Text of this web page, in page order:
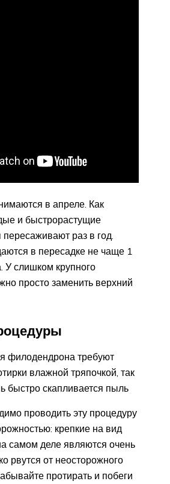
в апреле. Как
и быстрорастущие
раз в год.
в пересадке не чаще 1
У слишком крупного
просто заменить верхний
филодендрона требуют
влажной тряпочкой, так
быстро скапливается пыль
проводить эту процедуру
крепкие на вид
самом деле являются очень
рвутся от неосторожного
протирать и побеги